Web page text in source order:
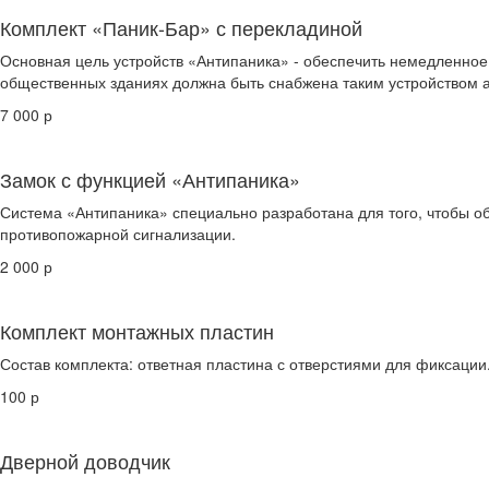
Комплект «Паник-Бар» с перекладиной
Основная цель устройств «Антипаника» - обеспечить
общественных зданиях должна быть снабжена таким устройством
7 000 р
Замок с функцией «Антипаника»
Система «Антипаника» специально разработана для того, чтобы
противопожарной сигнализации.
2 000 р
Комплект монтажных пластин
Состав комплекта: ответная пластина с отверстиями для
100 р
Дверной доводчик